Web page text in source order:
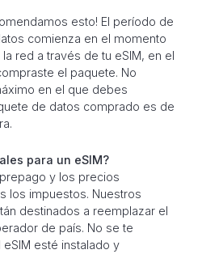
esto! El período de
comienza en el momento
red a través de tu eSIM, en el
el paquete. No
en el que debes
de datos comprado es de
para un eSIM?
y los precios
los impuestos. Nuestros
destinados a reemplazar el
de país. No se te
esté instalado y